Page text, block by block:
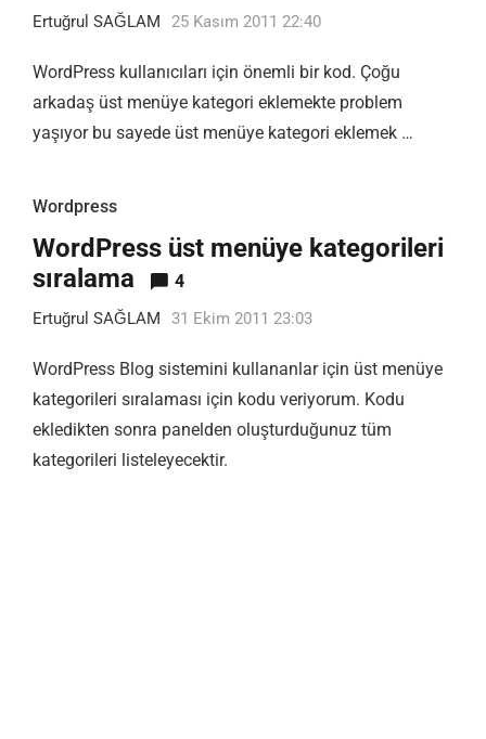
Ertuğrul SAĞLAM 25 Kasım 2011 22:40
WordPress kullanıcıları için önemli bir kod. Çoğu
arkadaş üst menüye kategori eklemekte problem
yaşıyor bu sayede üst menüye kategori eklemek …
Wordpress
WordPress üst menüye kategorileri
sıralama
4
Ertuğrul SAĞLAM 31 Ekim 2011 23:03
WordPress Blog sistemini kullananlar için üst menüye
kategorileri sıralaması için kodu veriyorum. Kodu
ekledikten sonra panelden oluşturduğunuz tüm
kategorileri listeleyecektir.